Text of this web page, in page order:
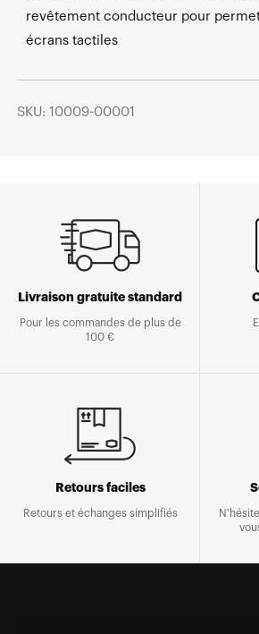
revêtement conducteur pour
écrans tactiles
SKU: 10009-00001
Livraison gratuite standard
Pour les commandes de plus de
100 €
Retours faciles
Retours et échanges simplifiés